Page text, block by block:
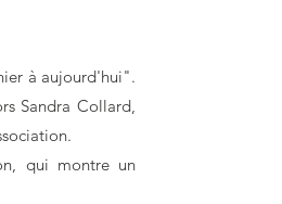
à aujourd'hui".
Sandra Collard,
qui montre un